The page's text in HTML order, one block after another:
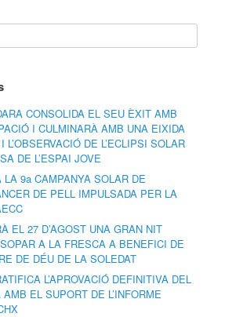
CONSOLIDA EL SEU ÈXIT AMB
I CULMINARÀ AMB UNA EIXIDA
DE L’ECLIPSI SOLAR
DE L’ESPAI JOVE
LA 9a CAMPANYA SOLAR DE
DE PELL IMPULSADA PER LA
EL 27 D’AGOST UNA GRAN NIT
A LA FRESCA A BENEFICI DE
DE DÉU DE LA SOLEDAT
L’APROVACIÓ DEFINITIVA DEL
EL SUPORT DE L’INFORME